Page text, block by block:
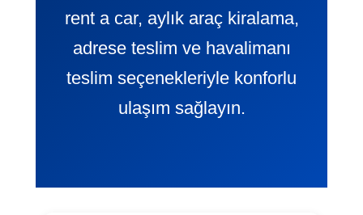
rent a car, aylık araç kiralama,
adrese teslim ve havalimanı
teslim seçenekleriyle konforlu
ulaşım sağlayın.